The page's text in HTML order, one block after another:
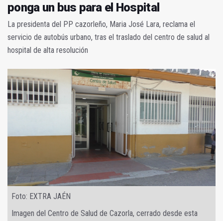
ponga un bus para el Hospital
La presidenta del PP cazorleño, Maria José Lara, reclama el
servicio de autobús urbano, tras el traslado del centro de salud al
hospital de alta resolución
Foto: EXTRA JAÉN
Imagen del Centro de Salud de Cazorla, cerrado desde esta